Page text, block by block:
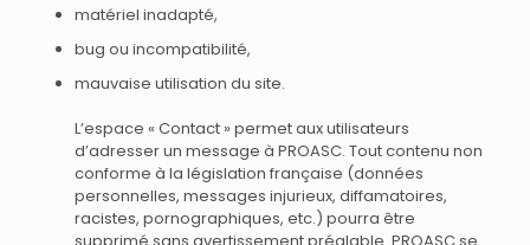
matériel inadapté,
bug ou incompatibilité,
mauvaise utilisation du site.
L’espace « Contact » permet aux utilisateurs
d’adresser un message à PROASC. Tout contenu non
conforme à la législation française (données
personnelles, messages injurieux, diffamatoires,
racistes, pornographiques, etc.) pourra être